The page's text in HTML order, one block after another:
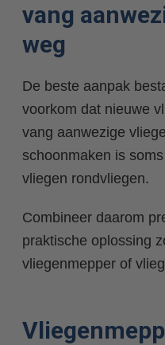
vang
weg
De beste aanpak
voorkom dat nieuwe
vang aanwezige
schoonmaken is
vliegen rondvliegen.
Combineer daarom
praktische oplossing
vliegenmepper of